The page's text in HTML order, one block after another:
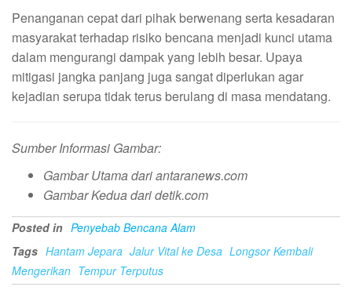
Penanganan cepat dari pihak berwenang serta kesadaran
masyarakat terhadap risiko bencana menjadi kunci utama
dalam mengurangi dampak yang lebih besar. Upaya
mitigasi jangka panjang juga sangat diperlukan agar
kejadian serupa tidak terus berulang di masa mendatang.
Sumber Informasi Gambar:
Gambar Utama dari antaranews.com
Gambar Kedua dari detik.com
Posted in Penyebab Bencana Alam
Tags Hantam Jepara Jalur Vital ke Desa Longsor Kembali
Mengerikan Tempur Terputus